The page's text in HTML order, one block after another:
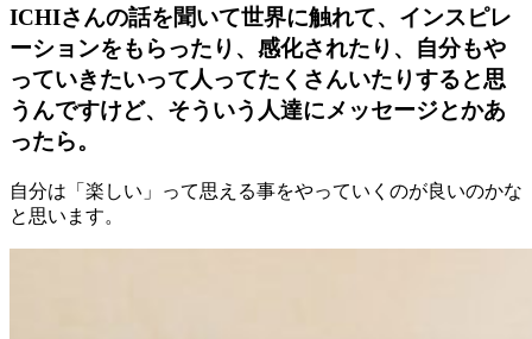
ICHIさんの話を聞いて世界に触れて、インスピレ
ーションをもらったり、感化されたり、自分もや
っていきたいって人ってたくさんいたりすると思
うんですけど、そういう人達にメッセージとかあ
ったら。
自分は「楽しい」って思える事をやっていくのが良いのかな
と思います。